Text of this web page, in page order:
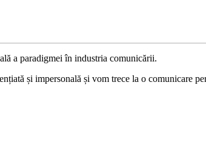
a paradigmei în industria comunicării.
și impersonală și vom trece la o